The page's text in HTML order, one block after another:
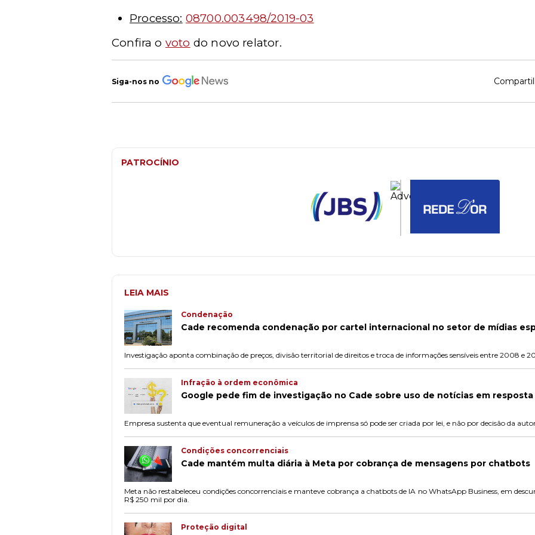
Processo: 08700.003498/2019-03
Confira o voto do novo relator.
Siga-nos no
PATROCÍNIO
LEIA MAIS
Condenação
Cade recomenda condenação por cartel internacional no setor de mídias
Investigação aponta combinação de preços, divisão territorial de direitos e troca de informações sensíveis entre 2008 e
Infração à ordem econômica
Google pede fim de investigação no Cade sobre uso de notícias em resposta
Empresa sustenta que eventual remuneração a veículos de imprensa só pode ser criada por lei, e não por decisão da
Condições concorrenciais
Cade mantém multa diária à Meta por cobrança de mensagens por chatbots
Meta não restabeleceu condições concorrenciais e manteve cobrança a chatbots de IA no WhatsApp Business, em
R$ 250 mil por dia.
Proteção digital